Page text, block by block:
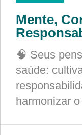
Mente,
🧠 Seus
saúde:
harmonizar